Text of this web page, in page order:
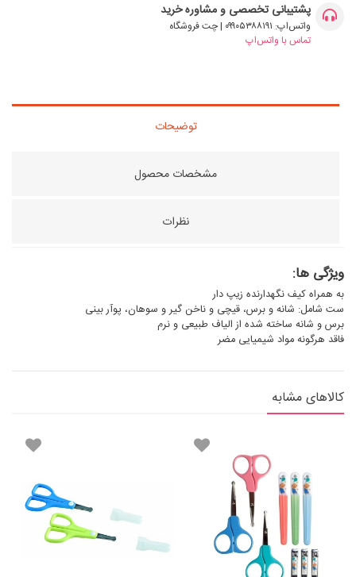
پشتیبانی تخصصی و مشاوره خرید
واتس‌اپ: ۰۹۹۰۵۳۸۸۱۹۱ | چت فروشگاه
تماس با واتس‌اپ
توضیحات
مشخصات محصول
نظرات
ویژگی ها:
به همراه کیف نگهدارنده زیپ دار
ست شامل: شانه و برس، قیچی و ناخن گیر و سوهان، پوآر بینی
برس و شانه ساخته شده از الیاف طبیعی و نرم
فاقد هرگونه مواد شیمیایی مضر
کالاهای مشابه